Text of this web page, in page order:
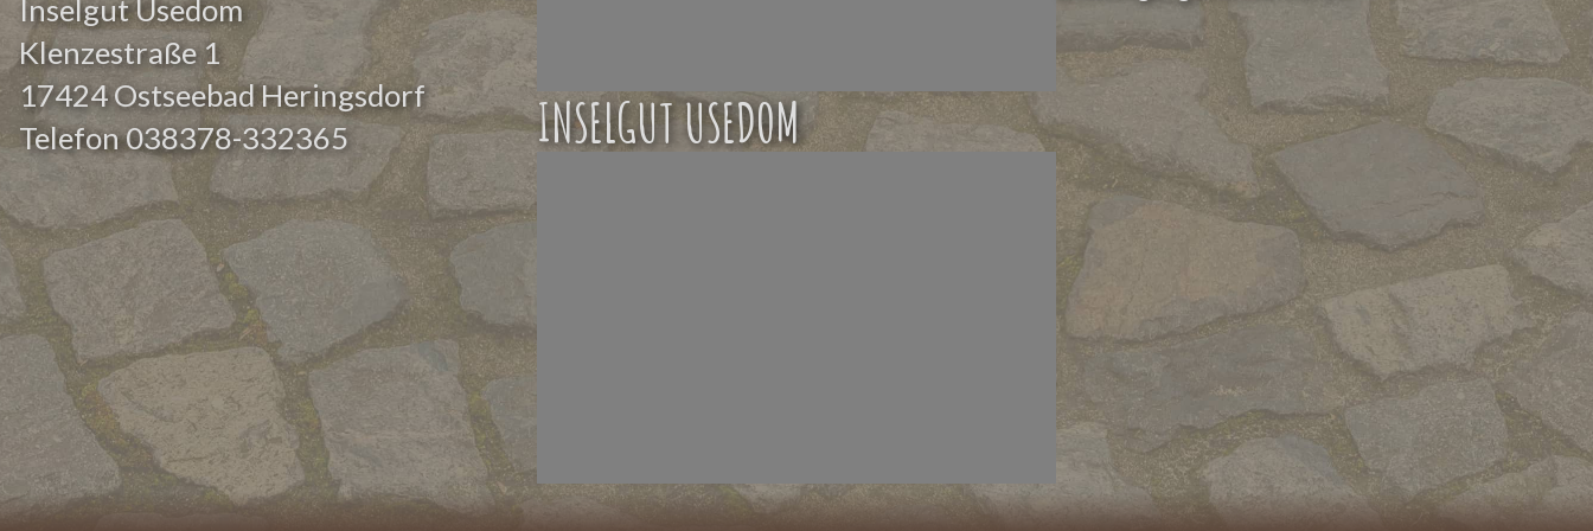
Inselgut Usedom
Klenzestraße 1
17424 Ostseebad Heringsdorf
Telefon038378-332365 INSELGUT USEDOM